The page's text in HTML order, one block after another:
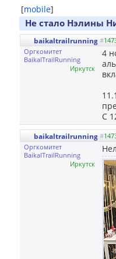
[mobile]
Не стало Нэлины
baikaltrailrunning #
Оргкомитет
BaikalTrailRunning
Иркутск
4
С
baikaltrailrunning #
Оргкомитет
BaikalTrailRunning
Иркутск